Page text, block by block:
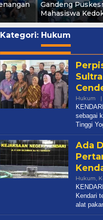
Gandeng
Mahasiswa
Kategori: Hukum
Hukum |
sebagai
Tinggi
Ada
Hukum,
Kendari
alat